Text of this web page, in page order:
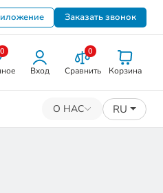
Заказать звонок
0
Вход
0
Сравнить Корзина
О НАС RU